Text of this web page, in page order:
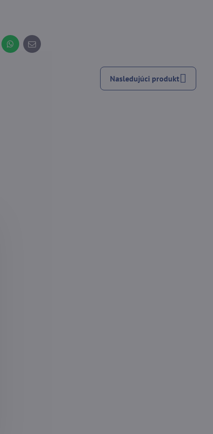
WhatsApp
E-
mail
Nasledujúci produkt